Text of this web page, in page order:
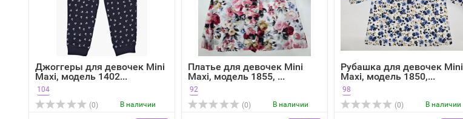
Джоггеры для девочек Mini
Maxi, модель 1402...
104
(0)
В наличии
Платье для девочек Mini
Maxi, модель 1855, ...
92
(0)
В наличии
Рубашка для девочек Mini
Maxi, модель 1850,...
98
(0)
В наличии